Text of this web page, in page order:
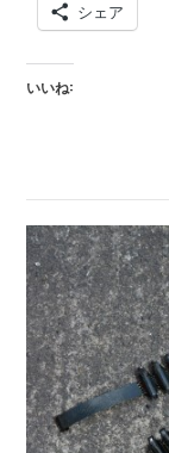
シェア
いいね: